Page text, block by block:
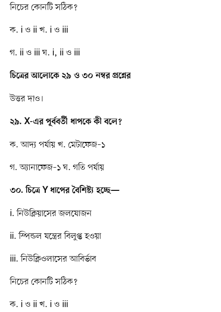
নিচের কোনটি সঠিক?
ক. i ও ii খ. i ও iii
গ. ii ও iii ঘ. i, ii ও iii
চিত্রের আলোকে ২৯ ও ৩০ নম্বর প্রশ্নের
উত্তর দাও।
২৯. X-এর পূর্ববর্তী ধাপকে কী বলে?
ক. আদ্য পর্যায় খ. মেটাফেজ–১
গ. অ্যানাফেজ–১ ঘ. গতি পর্যায়
৩০. চিত্রে Y ধাপের বৈশিষ্ট্য হচ্ছে—
i. নিউক্লিয়াসের জলযোজন
ii. স্পিন্ডল যন্ত্রের বিলুপ্ত হওয়া
iii. নিউক্লিওলাসের আবির্ভাব
নিচের কোনটি সঠিক?
ক. i ও ii খ. i ও iii